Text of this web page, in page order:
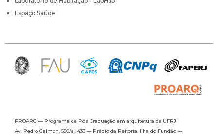
Espaço Saúde
PROARQ — Programa de Pós Graduação em arquitetura da UFRJ
Av. Pedro Calmon, 550/sl. 433 — Prédio da Reitoria, Ilha do Fundão —